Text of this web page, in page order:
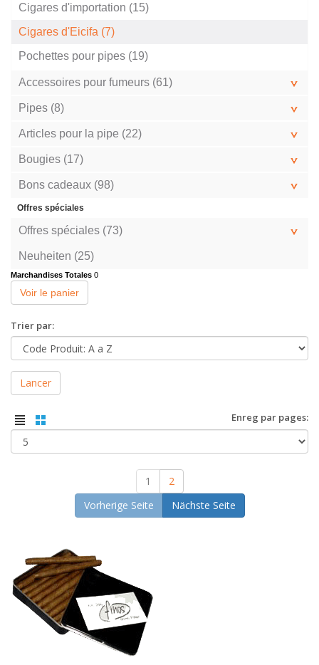
Cigares d'importation (15)
Cigares d'Eicifa (7)
Pochettes pour pipes (19)
Accessoires pour fumeurs (61)
Pipes (8)
Articles pour la pipe (22)
Bougies (17)
Bons cadeaux (98)
Offres spéciales
Offres spéciales (73)
Neuheiten (25)
Marchandises Totales 0
Voir le panier
Trier par:
Lancer
Enreg par pages:
1
2
Vorherige Seite
Nächste Seite